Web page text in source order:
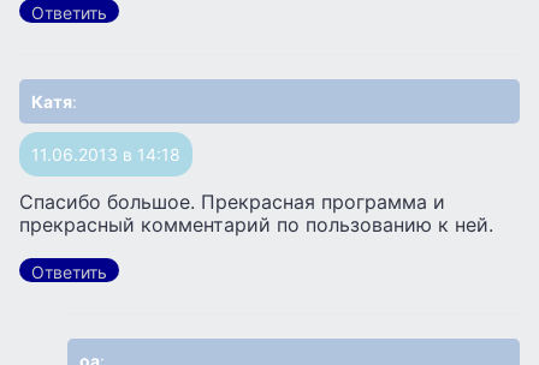
Ответить
Катя:
11.06.2013 в 14:18
Спасибо большое. Прекрасная программа и
прекрасный комментарий по пользованию к ней.
Ответить
оа: